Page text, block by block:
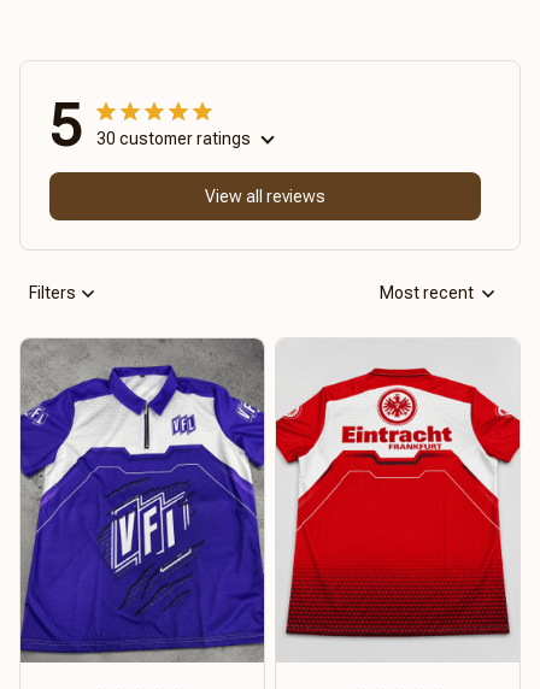
5 30 customer ratings
View all reviews
Filters Most recent